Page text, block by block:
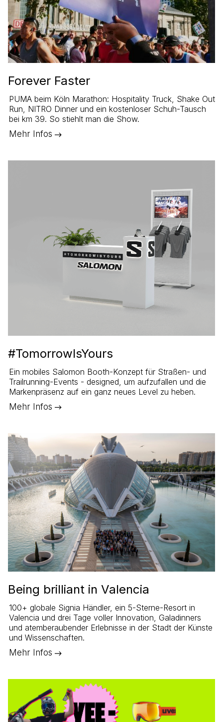
Forever Faster
PUMA beim Köln Marathon: Hospitality Truck, Shake Out
Run, NITRO Dinner und ein kostenloser Schuh-Tausch
bei km 39. So stiehlt man die Show.
Mehr Infos
#TomorrowIsYours
Ein mobiles Salomon Booth-Konzept für Straßen- und
Trailrunning-Events - designed, um aufzufallen und die
Markenpräsenz auf ein ganz neues Level zu heben.
Mehr Infos
Being brilliant in Valencia
100+ globale Signia Händler, ein 5-Sterne-Resort in
Valencia und drei Tage voller Innovation, Galadinners
und atemberaubender Erlebnisse in der Stadt der Künste
und Wissenschaften.
Mehr Infos